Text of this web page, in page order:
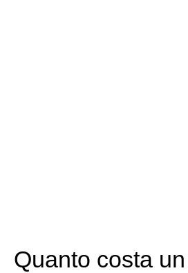
Quanto costa